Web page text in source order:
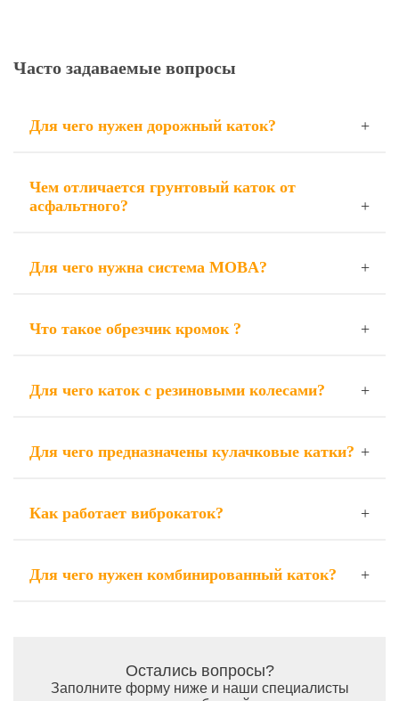
Часто задаваемые вопросы
Для чего нужен дорожный каток?
Чем отличается грунтовый каток от
асфальтного?
Для чего нужна система MOBA?
Что такое обрезчик кромок ?
Для чего каток с резиновыми колесами?
Для чего предназначены кулачковые катки?
Как работает виброкаток?
Для чего нужен комбинированный каток?
Остались вопросы?
Заполните форму ниже и наши специалисты